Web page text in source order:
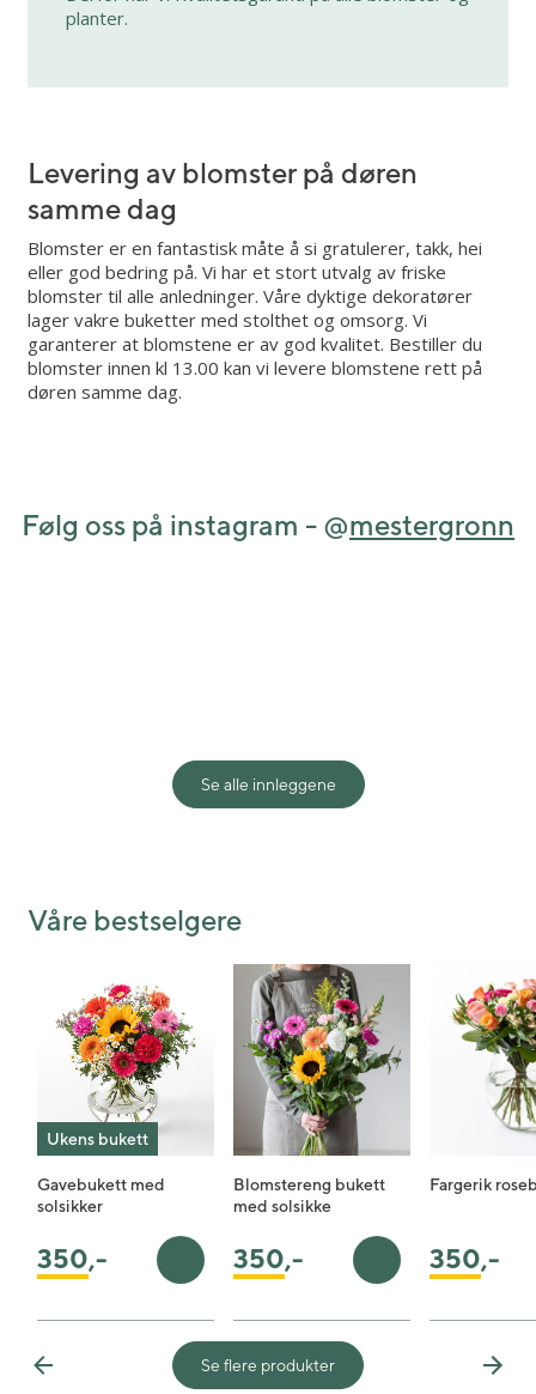
planter.
Levering av blomster på døren
samme dag
Blomster er en fantastisk måte å si gratulerer, takk, hei
eller god bedring på. Vi har et stort utvalg av friske
blomster til alle anledninger. Våre dyktige dekoratører
lager vakre buketter med stolthet og omsorg. Vi
garanterer at blomstene er av god kvalitet. Bestiller du
blomster innen kl 13.00 kan vi levere blomstene rett på
døren samme dag.
Følg oss på instagram - @mestergronn
Shared post
Se alle innleggene
Våre bestselgere
Ukens bukett
Gavebukett med
solsikker
350,- Legg i handlekurv
Blomstereng bukett
med solsikke
350,- Legg i handlekurv
Fargerik
350,-
Previous Next
Se flere produkter